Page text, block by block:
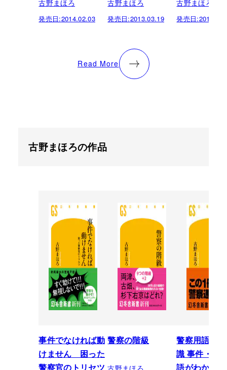
古野まほろ
発売日:2014.02.03
古野まほろ
発売日:2013.03.19
古野まほろ
発売日:
Read More
古野まほろの作品
事件でなければ動
けません 困った
警察官のトリセツ
警察の階級
古野まほろ
警察用語の
識 事件・組
語がわかる! !